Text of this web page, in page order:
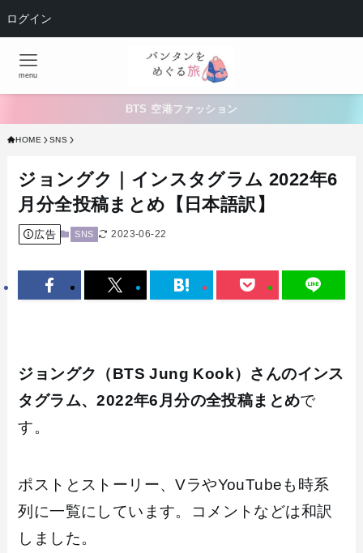
ログイン
menu
BTS 空港ファッション
HOME SNS
ジョングク｜インスタグラム 2022年6
月分全投稿まとめ【日本語訳】
広告 SNS 2023-06-22
ジョングク（BTS Jung Kook）さんのインス
タグラム、2022年6月分の全投稿まとめで
す。
ポストとストーリー、VラやYouTubeも時系
列に一覧にしています。コメントなどは和訳
しました。